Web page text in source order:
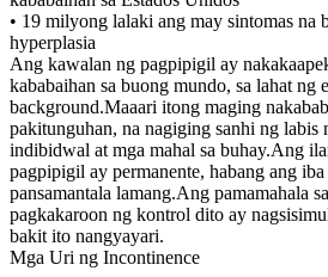
• 19 milyong lalaki ang may sintomas na
hyperplasia
Ang kawalan ng pagpipigil ay
kababaihan sa buong mundo, sa lahat ng
background.Maaari itong maging
pakitunguhan, na nagiging sanhi ng labis
indibidwal at mga mahal sa buhay.Ang
pagpipigil ay permanente, habang ang
pansamantala lamang.Ang pamamahala
pagkakaroon ng kontrol dito ay
bakit ito nangyayari.
Mga Uri ng Incontinence